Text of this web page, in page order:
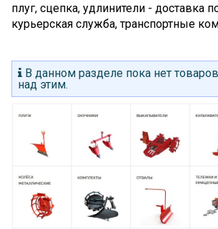
плуг, сцепка, удлинители - доставка
курьерская служба, транспортные
В данном разделе пока нет
над этим.